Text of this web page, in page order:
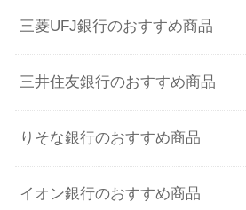
三菱UFJ銀行のおすすめ商品
三井住友銀行のおすすめ商品
りそな銀行のおすすめ商品
イオン銀行のおすすめ商品